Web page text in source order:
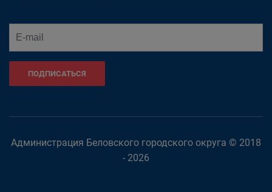
ПОДПИСАТЬСЯ
Администрация Беловского городского округа © 2018
- 2026